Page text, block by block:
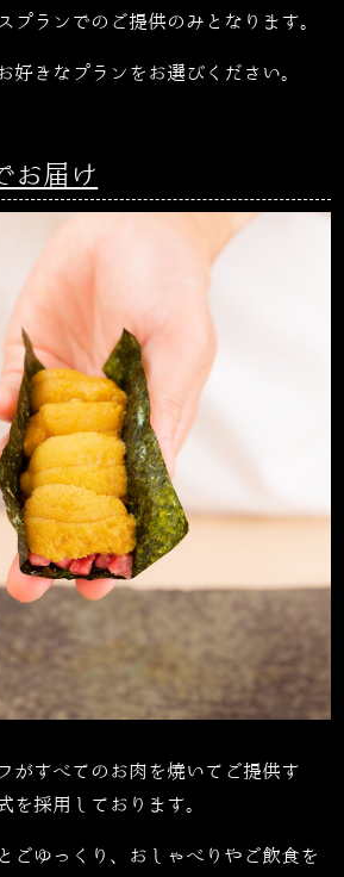
プランでのご提供のみとなります。
好きなプランをお選びください。
お届け
がすべてのお肉を焼いてご提供す
を採用しております。
ごゆっくり、おしゃべりやご飲食を